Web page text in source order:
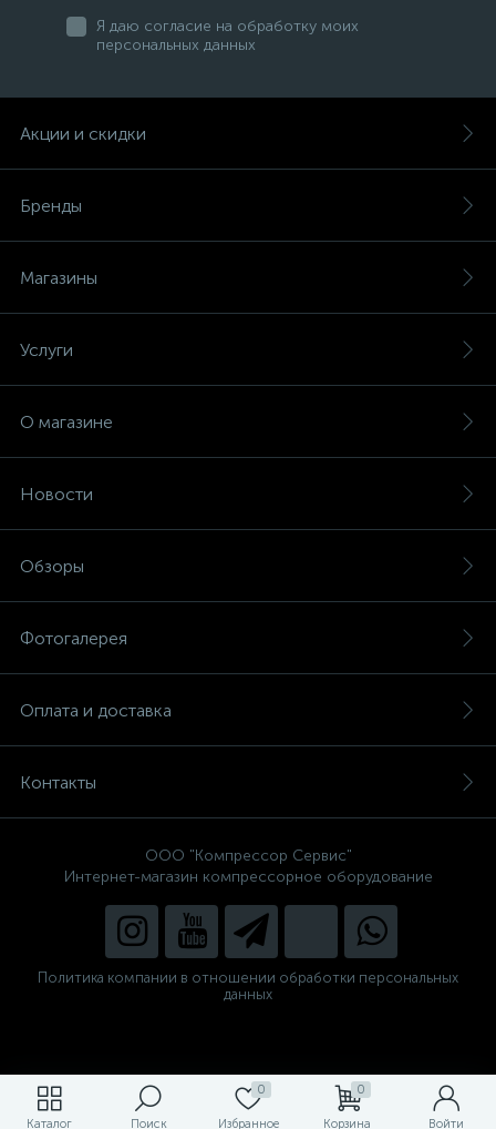
Каталог Поиск
0
Избранное
0
Корзина Войти
Я даю согласие на обработку моих
персональных данных
Акции и скидки
Бренды
Магазины
Услуги
О магазине
Новости
Обзоры
Фотогалерея
Оплата и доставка
Контакты
ООО "Компрессор Сервис"
Интернет-магазин компрессорное оборудование
Политика компании в отношении обработки персональных
данных